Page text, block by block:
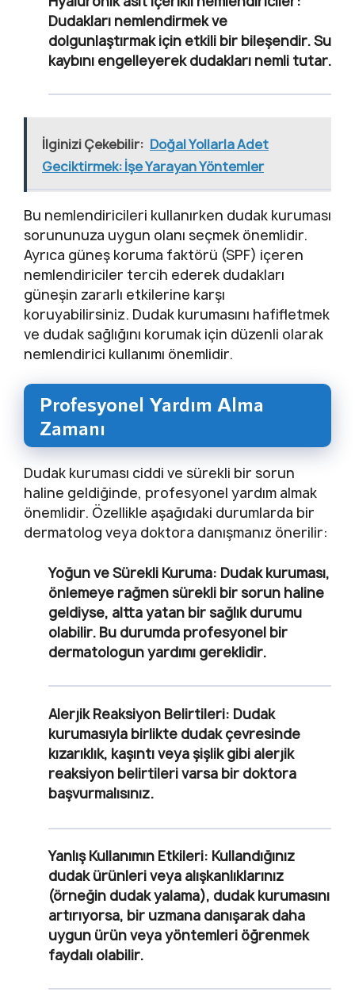
Dudakları nemlendirmek ve
dolgunlaştırmak için etkili bir bileşendir. Su
kaybını engelleyerek dudakları nemli tutar.
İlginizi Çekebilir: Doğal Yollarla Adet
Geciktirmek: İşe Yarayan Yöntemler
Bu nemlendiricileri kullanırken dudak kuruması
sorununuza uygun olanı seçmek önemlidir.
Ayrıca güneş koruma faktörü (SPF) içeren
nemlendiriciler tercih ederek dudakları
güneşin zararlı etkilerine karşı
koruyabilirsiniz. Dudak kurumasını hafifletmek
ve dudak sağlığını korumak için düzenli olarak
nemlendirici kullanımı önemlidir.
Profesyonel Yardım Alma
Zamanı
Dudak kuruması ciddi ve sürekli bir sorun
haline geldiğinde, profesyonel yardım almak
önemlidir. Özellikle aşağıdaki durumlarda bir
dermatolog veya doktora danışmanız önerilir:
Yoğun ve Sürekli Kuruma: Dudak kuruması,
önlemeye rağmen sürekli bir sorun haline
geldiyse, altta yatan bir sağlık durumu
olabilir. Bu durumda profesyonel bir
dermatologun yardımı gereklidir.
Alerjik Reaksiyon Belirtileri: Dudak
kurumasıyla birlikte dudak çevresinde
kızarıklık, kaşıntı veya şişlik gibi alerjik
reaksiyon belirtileri varsa bir doktora
başvurmalısınız.
Yanlış Kullanımın Etkileri: Kullandığınız
dudak ürünleri veya alışkanlıklarınız
(örneğin dudak yalama), dudak kurumasını
artırıyorsa, bir uzmana danışarak daha
uygun ürün veya yöntemleri öğrenmek
faydalı olabilir.